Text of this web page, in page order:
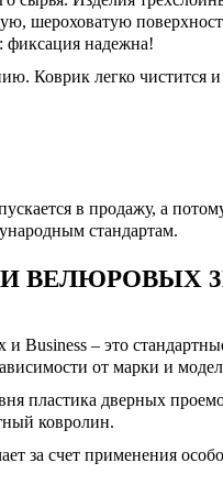
шероховатую
фиксация надежна!
Коврик легко чистится
в продажу, а
стандартам.
ВЕЛЮРОВЫХ
Business – это
от марки и
пластика дверных
ковролин.
за счет применения